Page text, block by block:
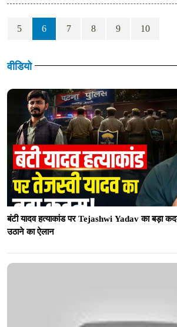
5 6 7 8 9 10
वीडियो
बंटी यादव हत्याकांड पर Tejashwi Yadav का बड़ा
उठाने का ऐलान